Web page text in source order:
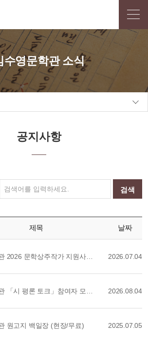
수영문학관 소식
공지사항
제목 날짜
김수영문학관 2026 문학상주작가 지원사업 청소년 글쓰기 창작 프로그램 참여자 모집 2026.07.04
김수영문학관 「시 평론 토크」참여자 모집 (현장/무료) 2026.08.04
원고지 백일장 (현장/무료) 2025.07.05